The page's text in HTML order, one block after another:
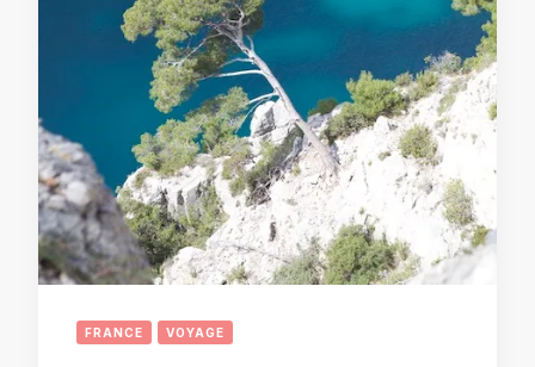
FRANCE VOYAGE